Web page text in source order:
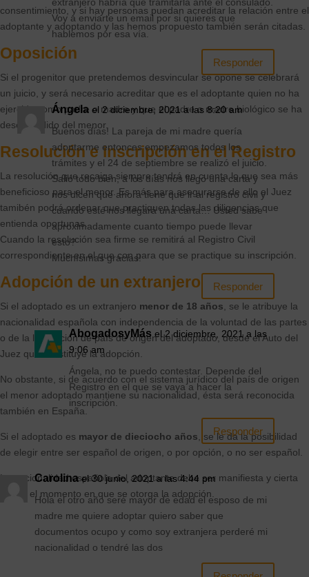
consentimiento, y si hay personas puedan acreditar la relación entre el
adoptante y adoptando y las hemos propuesto también serán citadas.
Oposición
Si el progenitor que pretendemos desvincular se opone se celebrará
un juicio, y será necesario acreditar que es el adoptante quien no ha
ejercido como padre o madre y que el padre o madre biológico se ha
desentendido del menor.
Resolución e inscripción en el Registro
La resolución que recaiga siempre tendrá en cuenta lo que sea más
beneficioso para el menor. Es más para asegurarse de ello el Juez
tamibén podrá ordenar que practiquen todas las diligencias que
entienda oportunas.
Cuando la resolución sea firme se remitirá al Registro Civil
correspondiente en el que con para que se practique su inscripción.
Adopción de un extranjero
Si el adoptado es un extranjero menor de 18 años, se le atribuye la
nacionalidad española con independencia de la voluntad de las partes
o de la legislación de país de origen del adoptado, desde el Auto del
Juez que constituye la adopción.
No obstante, si de acuerdo con el sistema jurídico del país de origen
el menor adoptado mantiene su nacionalidad, ésta será reconocida
también en España.
Si el adoptado es mayor de dieciocho años, se le da la posibilidad
de elegir entre ser español de origen, o por opción, o no ser español.
La nacionalidad española del adoptante debe ser manifiesta y cierta
desde el momento en que se otorga la adopción.
extranjero habría que tramitarla ante el consulado.
Voy a enviarte un email por si quieres que
hablemos por esa vía.
Responder
Ángela el 2 diciembre, 2021 a las 8:20 am
Buenos días! La pareja de mi madre quería
adoptarme entonces empezamos todos los
trámites y el 24 de septiembre se realizó el juicio.
Salió todo bien, a los días nos llegó una carta y
nos dicen que ahora tiene que ir al registro civil y
cuando esté nos llegará una carta… Usted sabe
aproximadamente cuanto tiempo puede llevar
esto?
Muchísimas gracias!
Responder
AbogadosyMás el 2 diciembre, 2021 a las
9:06 am
Ángela, no te puedo contestar. Depende del
Registro en el que se vaya a hacer la
inscripción.
Responder
Carolina el 30 junio, 2021 a las 4:44 pm
Hola el otro año seré mayor de edad el esposo de mi
madre me quiere adoptar quiero saber que
documentos ocupo y como soy extranjera perderé mi
nacionalidad o tendré las dos